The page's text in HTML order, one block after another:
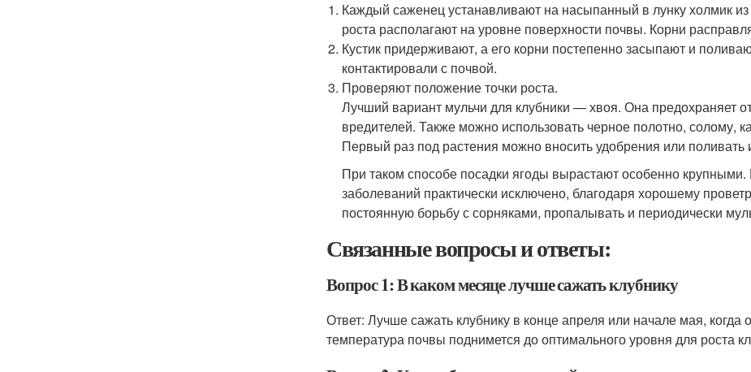
Каждый саженец устанавливают на насыпанный в лунку холмик
роста располагают на уровне поверхности почвы. Корни
Кустик придерживают, а его корни постепенно засыпают и
контактировали с почвой.
Проверяют положение точки роста.
Лучший вариант мульчи для клубники — хвоя. Она предохраняет
вредителей. Также можно использовать черное полотно, солому,
Первый раз под растения можно вносить удобрения или поливать
При таком способе посадки ягоды вырастают особенно крупными.
заболеваний практически исключено, благодаря хорошему
постоянную борьбу с сорняками, пропалывать и периодически
Связанные вопросы и ответы:
Вопрос 1: В каком месяце лучше сажать клубнику
Ответ: Лучше сажать клубнику в конце апреля или начале мая,
температура почвы поднимется до оптимального уровня для роста